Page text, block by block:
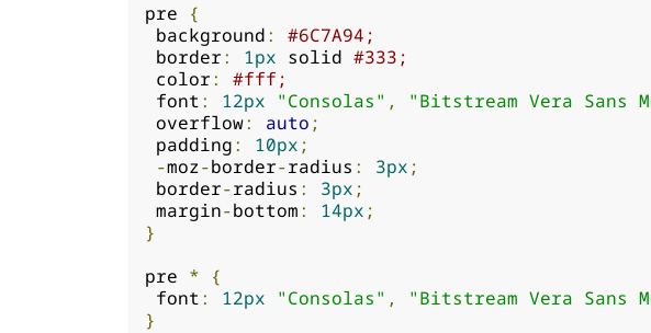
pre {
background:
#6C7A94;
border: 1px solid #333;
color:
#fff;
font: 12px "Consolas" , "Bitstream Vera Sans
overflow: auto ;
padding: 10px ;
-moz-border-radius : 3px ;
border-radius : 3px ;
margin-bottom: 14px ;
}
pre *
{
font: 12px "Consolas" , "Bitstream Vera Sans
}